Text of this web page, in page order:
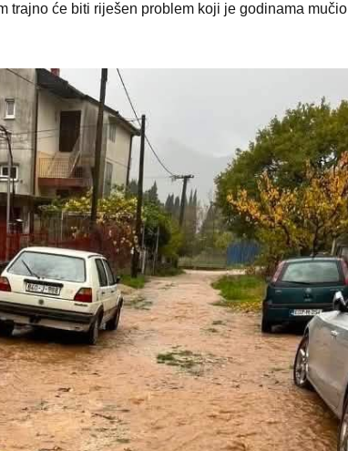
trajno će biti riješen problem koji je godinama mučio